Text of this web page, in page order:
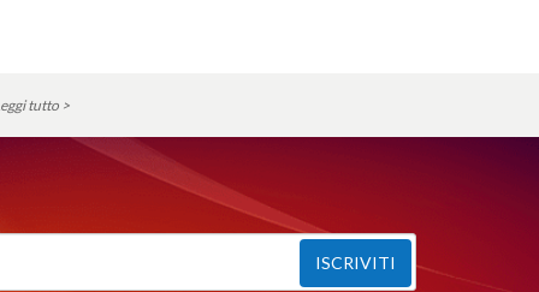
tutto >
ISCRIVITI